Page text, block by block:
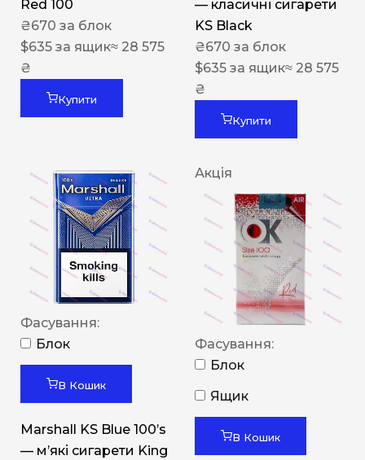
Red 100
₴670 за блок
$635 за ящик≈ 28 575
₴
Купити
— класичні сигарети
KS Black
₴670 за блок
$635 за ящик≈ 28 575
₴
Купити
Фасування:
Блок
В Кошик
Marshall KS Blue 100’s
— м’які сигарети King
Акція
Фасування:
Блок
Ящик
В Кошик